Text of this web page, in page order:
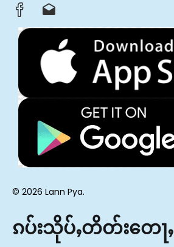
© 2026 Lann Pya.
ၵပ်းသိုပ်ႇတိတ်းတေႃႇ